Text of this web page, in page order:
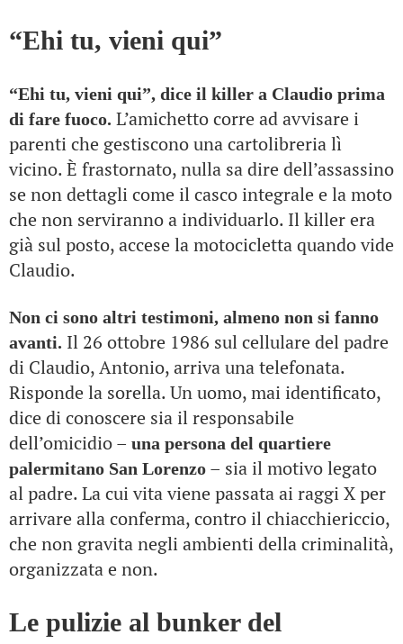
“Ehi tu, vieni qui”
“Ehi tu, vieni qui”, dice il killer a Claudio prima
di fare fuoco. L’amichetto corre ad avvisare i
parenti che gestiscono una cartolibreria lì
vicino. È frastornato, nulla sa dire dell’assassino
se non dettagli come il casco integrale e la moto
che non serviranno a individuarlo. Il killer era
già sul posto, accese la motocicletta quando vide
Claudio.
Non ci sono altri testimoni, almeno non si fanno
avanti. Il 26 ottobre 1986 sul cellulare del padre
di Claudio, Antonio, arriva una telefonata.
Risponde la sorella. Un uomo, mai identificato,
dice di conoscere sia il responsabile
dell’omicidio – una persona del quartiere
palermitano San Lorenzo – sia il motivo legato
al padre. La cui vita viene passata ai raggi X per
arrivare alla conferma, contro il chiacchiericcio,
che non gravita negli ambienti della criminalità,
organizzata e non.
Le pulizie al bunker del